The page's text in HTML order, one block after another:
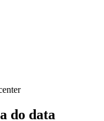
do data